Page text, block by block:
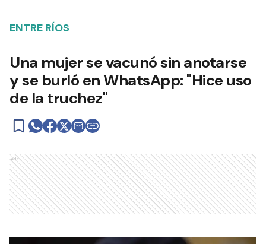
ENTRE RÍOS
Una mujer se vacunó sin anotarse
y se burló en WhatsApp: "Hice uso
de la truchez"
Ads